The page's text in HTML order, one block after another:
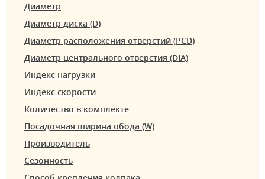
Диаметр
Диаметр диска (D)
Диаметр расположения отверстий (PCD)
Диаметр центрального отверстия (DIA)
Индекс нагрузки
Индекс скорости
Количество в комплекте
Посадочная ширина обода (W)
Производитель
Сезонность